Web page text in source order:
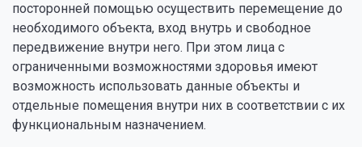
посторонней помощью осуществить перемещение до
необходимого объекта, вход внутрь и свободное
передвижение внутри него. При этом лица с
ограниченными возможностями здоровья имеют
возможность использовать данные объекты и
отдельные помещения внутри них в соответствии с их
функциональным назначением.